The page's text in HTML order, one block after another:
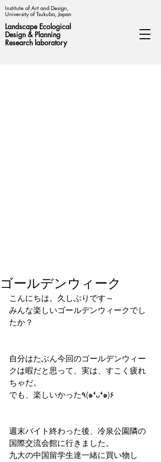
Institute of Art and Design,
University of Tsukuba, Japan
Landscape Ecological
Design & Planning
Research laboratory
ゴールデンウィーク
こんにちは。久しぶりです～
みんな楽しいゴールデンウィークでし
たか？
自分はたぶん今回のゴールデンウィー
クは暇だと思って、実は、すこく疲れ
ちゃだ。
でも、楽しいかった٩(๑❛ᴗ❛๑)۶
週末バイト終わった後、冷泉公園隣の
国際交流会館に行きました。
九大の中国留学生達一緒に買い物し